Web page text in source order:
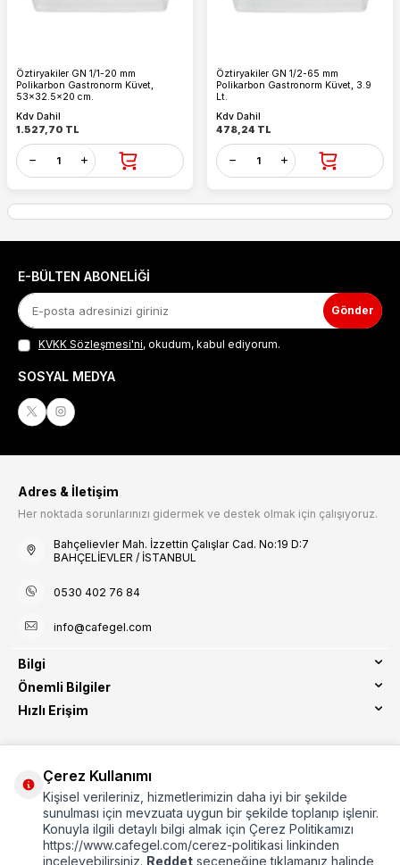
Öztiryakiler GN 1/1-20 mm
Polikarbon Gastronorm Küvet,
53x32.5x20 cm.
Kdv Dahil
1.527,70 TL
Öztiryakiler GN 1/2-65 mm
Polikarbon Gastronorm Küvet, 3.9
Lt.
Kdv Dahil
478,24 TL
E-BÜLTEN ABONELIĞI
Gönder
KVKK Sözleşmesi'ni, okudum, kabul ediyorum.
SOSYAL MEDYA
Adres & İletişim
Her noktada sorunlarınızı gidermek ve destek olmak için çalışıyoruz.
Bahçelievler Mah. İzzettin Çalışlar Cad. No:19 D:7
BAHÇELİEVLER / İSTANBUL
0530 402 76 84
info@cafegel.com
Bilgi
Önemli Bilgiler
Hızlı Erişim
Etbis Kayıtlıdır
Çerez Kullanımı
Kişisel verileriniz, hizmetlerimizin daha iyi bir şekilde
sunulması için mevzuata uygun bir şekilde toplanıp işlenir.
Konuyla ilgili detaylı bilgi almak için Çerez Politikamızı
https://www.cafegel.com/cerez-politikasi linkinden
inceleyebilirsiniz. Reddet seçeneğine tıklamanız halinde